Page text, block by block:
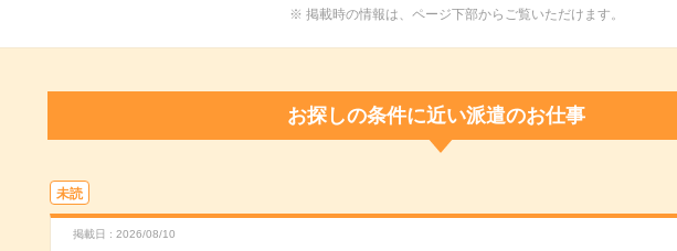
※ 掲載時の情報は、ページ下部からご覧いただけます。
お探しの条件に近い派遣のお仕事
未読
掲載日 2026/08/10